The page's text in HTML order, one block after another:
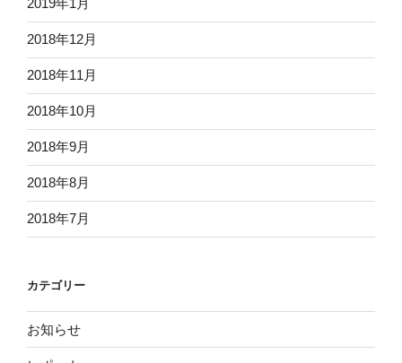
2019年1月
2018年12月
2018年11月
2018年10月
2018年9月
2018年8月
2018年7月
カテゴリー
お知らせ